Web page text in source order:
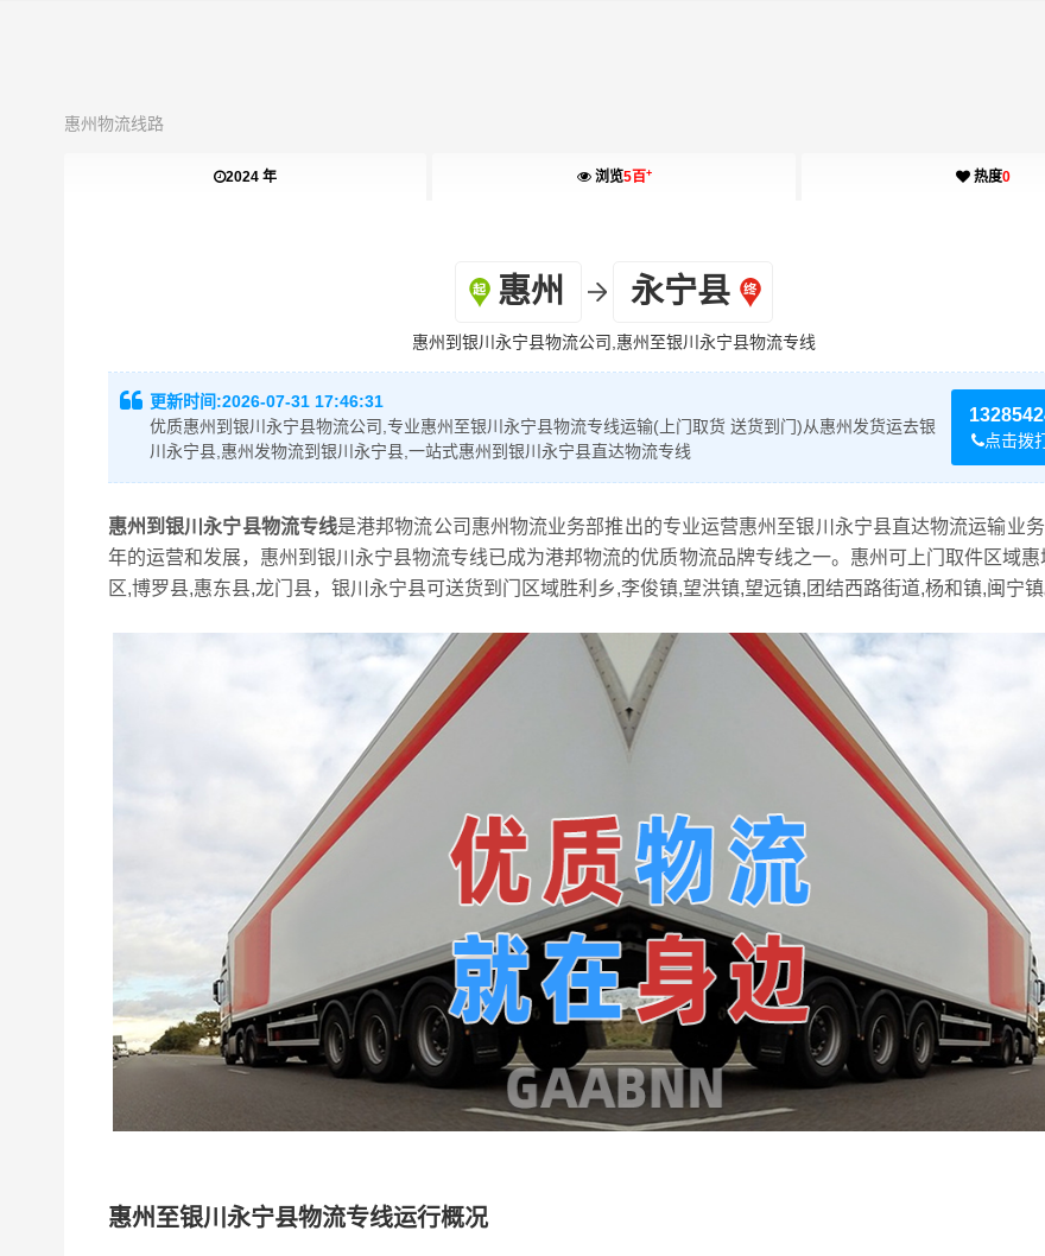
惠州物流线路
2024 年 浏览5百+ 热度0
惠州 永宁县
惠州到银川永宁县物流公司,惠州至银川永宁县物流专线
点击拨
更新时间:2026-07-31 17:46:31
优质惠州到银川永宁县物流公司,专业惠州至银川永宁县物流专线运输(上门取货 送货到门)从惠州发货运去银
川永宁县,惠州发物流到银川永宁县,一站式惠州到银川永宁县直达物流专线
惠州到银川永宁县物流专线是港邦物流公司惠州物流业务部推出的专业运营惠州至银川永宁县直达物流运输业
年的运营和发展，惠州到银川永宁县物流专线已成为港邦物流的优质物流品牌专线之一。惠州可上门取件区域惠
区,博罗县,惠东县,龙门县，银川永宁县可送货到门区域胜利乡,李俊镇,望洪镇,望远镇,团结西路街道,杨和镇,闽宁镇
惠州至银川永宁县物流专线运行概况